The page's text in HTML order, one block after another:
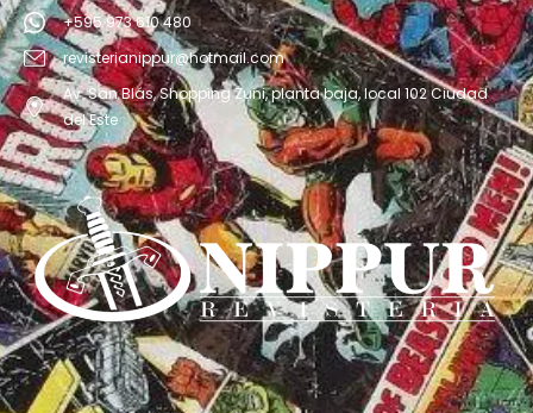
+595 973 610 480
revisterianippur@hotmail.com
Av. San Blás, Shopping Zuni, planta baja, local 102 Ciudad
del Este